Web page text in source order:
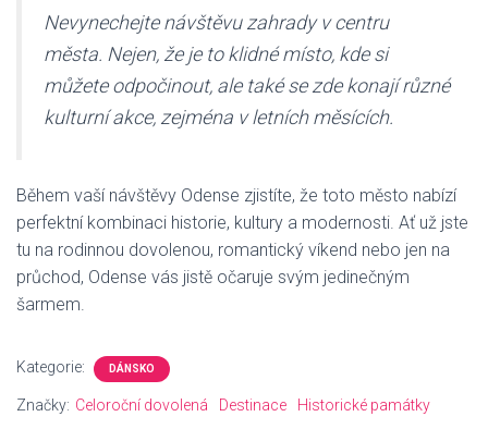
Nevynechejte návštěvu zahrady v centru
města. Nejen, že je to klidné místo, kde si
můžete odpočinout, ale také se zde konají různé
kulturní akce, zejména v letních měsících.
Během vaší návštěvy Odense zjistíte, že toto město nabízí
perfektní kombinaci historie, kultury a modernosti. Ať už jste
tu na rodinnou dovolenou, romantický víkend nebo jen na
průchod, Odense vás jistě očaruje svým jedinečným
šarmem.
Kategorie: DÁNSKO
Značky: Celoroční dovolená Destinace
Historické památky